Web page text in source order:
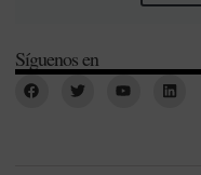
Síguenos en